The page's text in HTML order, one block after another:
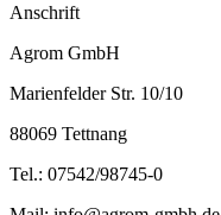
Anschrift
Agrom GmbH
Marienfelder Str. 10/10
88069 Tettnang
Tel.: 07542/98745-0